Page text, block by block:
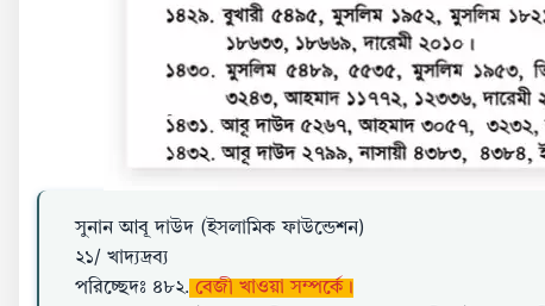
সুনান আবূ দাউদ (ইসলামিক ফাউন্ডেশন)
২১/ খাদ্যদ্রব্য
পরিচ্ছেদঃ ৪৮২. বেজী খাওয়া সম্পর্কে।